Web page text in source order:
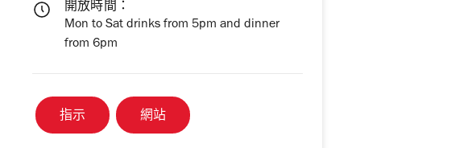
開放時間：
Mon to Sat drinks from 5pm and dinner
from 6pm
指示 網站